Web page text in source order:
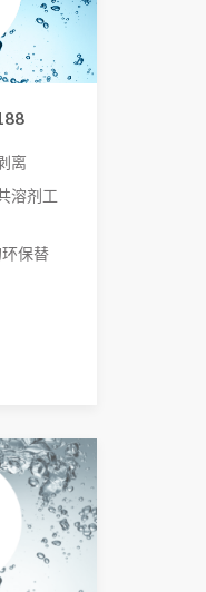
离
溶剂工
保替